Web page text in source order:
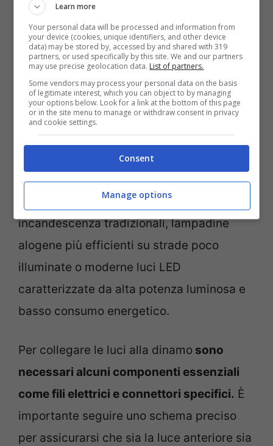
Le principali differenze tra queste due
tipologie riguardano la posizione sulla
bicicletta, la resistenza alla pedalata, il
prezzo e l’efficienza energetica. La scelta
tra i due sistemi dipenderà dalle
specifiche esigenze del ciclista e dal tipo
di utilizzo previsto.
Esistonodiverse opzioni per le luci da
abbinare alla dinamo a ruota:
incandescenza tradizionali, lampadine
alogene più efficienti su strade poco
illuminate o moderne luci LED
caratterizzate da alta potenza luminosa e
basso consumo energetico.
Per collegare le luci alla dinamo sono
necessari alcuni componenti essenziali
come fili elettrici e connettori specifici. È
importante seguire uno schema preciso
per assicurarsi che sia la luce anteriore sia
Learn more
Your personal data will be processed and information from
your device (cookies, unique identifiers, and other device
data) may be stored by, accessed by and shared with 319
partners, or used specifically by this site. We and our partners
may use precise geolocation data. List of partners.
Some vendors may process your personal data on the basis
of legitimate interest, which you can object to by managing
your options below. Look for a link at the bottom of this page
or in the site menu to manage or withdraw consent in privacy
and cookie settings.
Consent
Manage options